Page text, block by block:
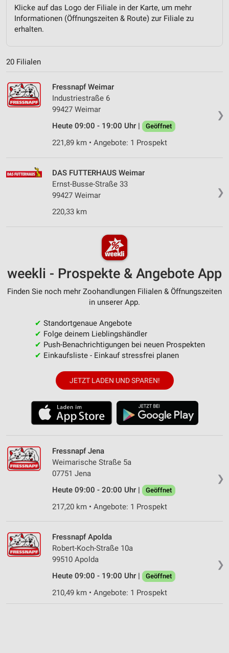
Klicke auf das Logo der Filiale in der Karte, um mehr
Informationen (Öffnungszeiten & Route) zur Filiale zu
erhalten.
20 Filialen
❯
Fressnapf Weimar
Industriestraße 6
99427 Weimar
Heute 09:00 - 19:00 Uhr |
Geöffnet
221,89 km • Angebote: 1 Prospekt
❯
DAS FUTTERHAUS Weimar
Ernst-Busse-Straße 33
99427 Weimar
220,33 km
weekli - Prospekte & Angebote App
Finden Sie noch mehr Zoohandlungen Filialen & Öffnungszeiten
in unserer App.
✔ Standortgenaue Angebote
✔ Folge deinem Lieblingshändler
✔ Push-Benachrichtigungen bei neuen Prospekten
✔ Einkaufsliste - Einkauf stressfrei planen
JETZT LADEN UND SPAREN!
❯
Fressnapf Jena
Weimarische Straße 5a
07751 Jena
Heute 09:00 - 20:00 Uhr |
Geöffnet
217,20 km • Angebote: 1 Prospekt
❯
Fressnapf Apolda
Robert-Koch-Straße 10a
99510 Apolda
Heute 09:00 - 19:00 Uhr |
Geöffnet
210,49 km • Angebote: 1 Prospekt